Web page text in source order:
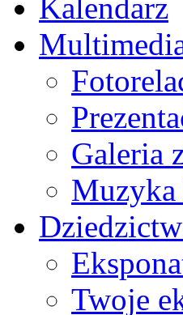
Kalendarz
Galeria
Muzyka
Twoje